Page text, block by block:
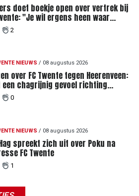
doet boekje open over vertrek bij
"Je wil ergens heen waar
je waarderen"
2
NIEUWS / 08 augustus 2026
over FC Twente tegen Heerenveen:
een chagrijnig gevoel richting
0
NIEUWS / 08 augustus 2026
spreekt zich uit over Poku na
FC Twente
1